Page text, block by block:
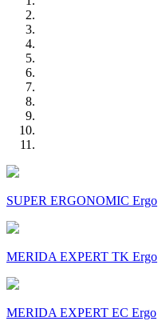
SUPER ERGONOMIC Ergo
MERIDA EXPERT TK Ergo
MERIDA EXPERT EC Ergo